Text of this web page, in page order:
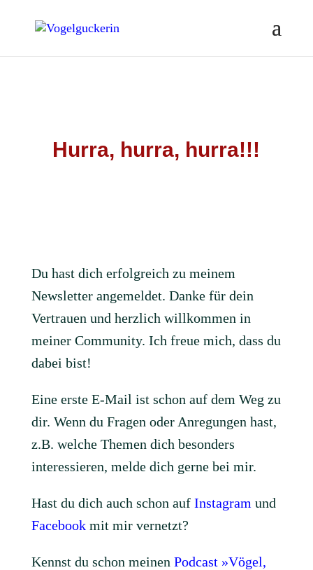
Hurra, hurra, hurra!!!
Du hast dich erfolgreich zu meinem
Newsletter angemeldet. Danke für dein
Vertrauen und herzlich willkommen in
meiner Community. Ich freue mich, dass du
dabei bist!
Eine erste E-Mail ist schon auf dem Weg zu
dir. Wenn du Fragen oder Anregungen hast,
z.B. welche Themen dich besonders
interessieren, melde dich gerne bei mir.
Hast du dich auch schon auf Instagram und
Facebook mit mir vernetzt?
Kennst du schon meinen Podcast »Vögel,